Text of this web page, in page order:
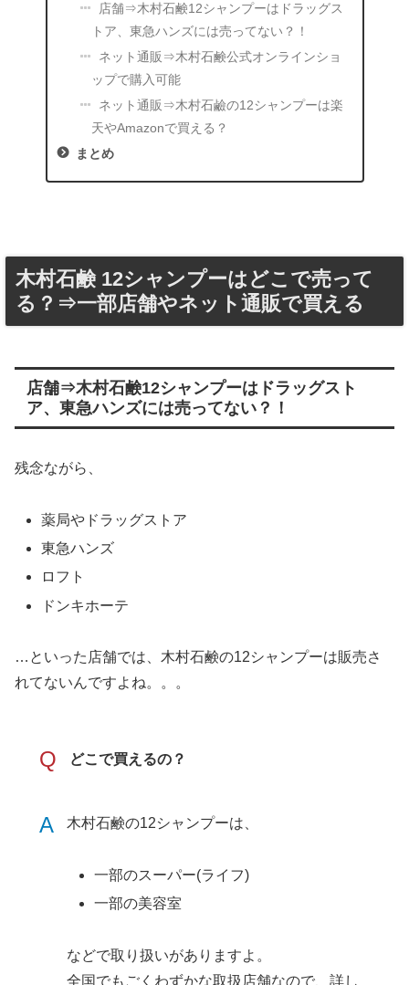
店舗⇒木村石鹸12シャンプーはドラッグス
トア、東急ハンズには売ってない？！
ネット通販⇒木村石鹸公式オンラインショ
ップで購入可能
ネット通販⇒木村石鹼の12シャンプーは楽
天やAmazonで買える？
まとめ
木村石鹸 12シャンプーはどこで売って
る？⇒一部店舗やネット通販で買える
店舗⇒木村石鹸12シャンプーはドラッグスト
ア、東急ハンズには売ってない？！
残念ながら、
薬局やドラッグストア
東急ハンズ
ロフト
ドンキホーテ
…といった店舗では、木村石鹸の12シャンプーは販売さ
れてないんですよね。。。
Q どこで買えるの？
A 木村石鹸の12シャンプーは、
一部のスーパー(ライフ)
一部の美容室
などで取り扱いがありますよ。
全国でもごくわずかな取扱店舗なので、詳し